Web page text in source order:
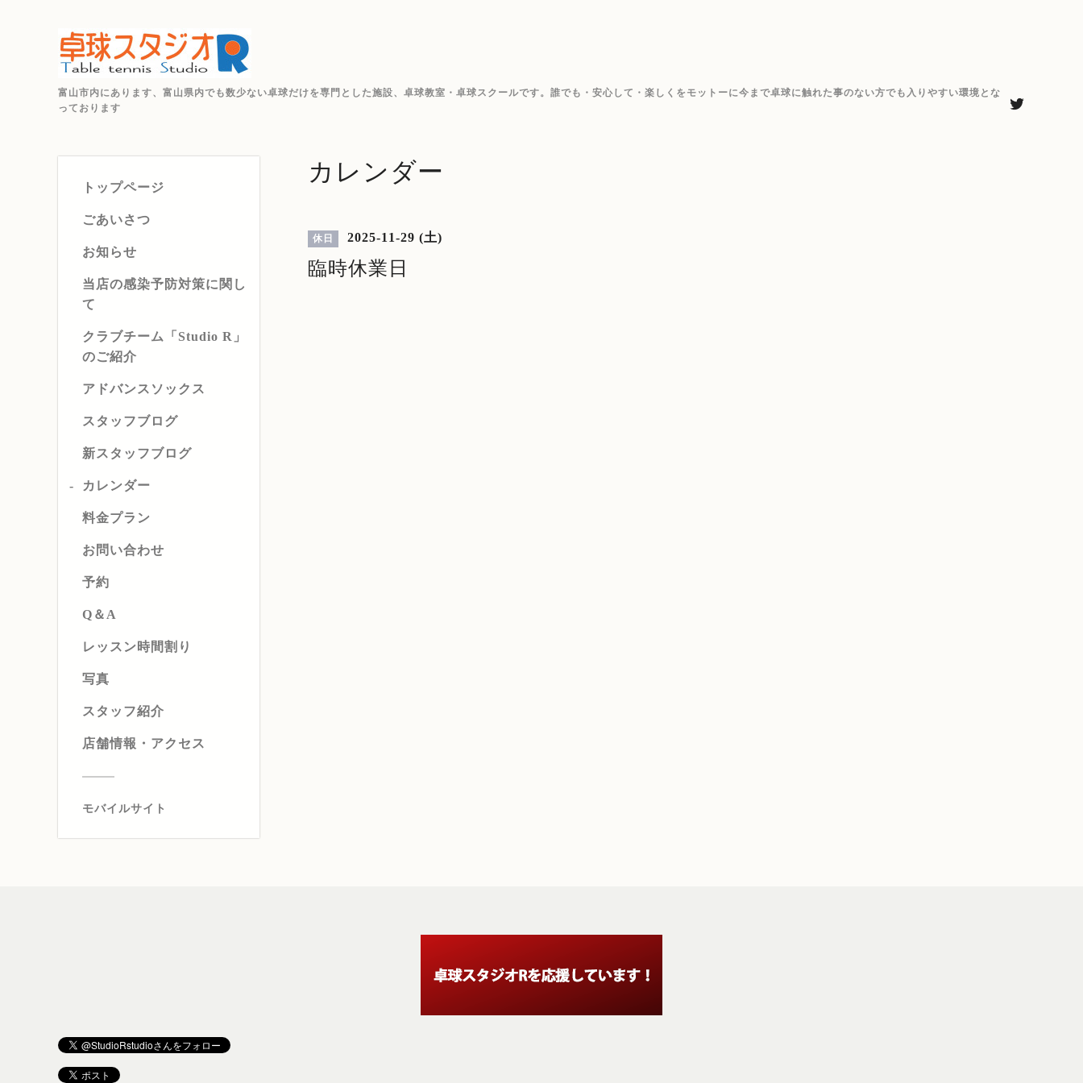
富山市内にあります、富山県内でも数少ない卓球だけを専門とした施設、卓球教室・卓球スクールです。誰でも・安心して・楽しくをモットーに今まで卓球に触れた事のない方でも入りやすい環境とな
っております
トップページ
ごあいさつ
お知らせ
当店の感染予防対策に関し
て
クラブチーム「Studio R」
のご紹介
アドバンスソックス
スタッフブログ
新スタッフブログ
カレンダー
料金プラン
お問い合わせ
予約
Q＆A
レッスン時間割り
写真
スタッフ紹介
店舗情報・アクセス
モバイルサイト
カレンダー
休日 2025-11-29 (土)
臨時休業日